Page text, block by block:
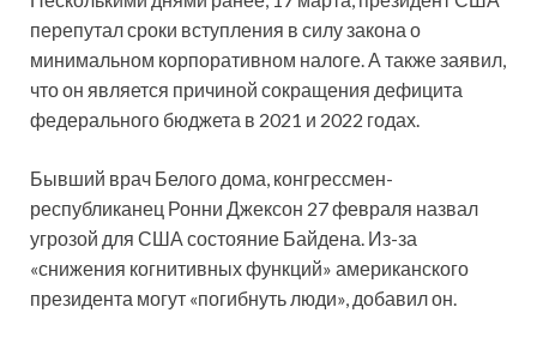
перепутал сроки вступления в силу закона о
минимальном корпоративном налоге. А также заявил,
что он является причиной сокращения дефицита
федерального бюджета в 2021 и 2022 годах.
Бывший врач Белого дома, конгрессмен-
республиканец Ронни Джексон 27 февраля назвал
угрозой для США состояние Байдена. Из-за
«снижения когнитивных функций» американского
президента могут «погибнуть люди», добавил он.